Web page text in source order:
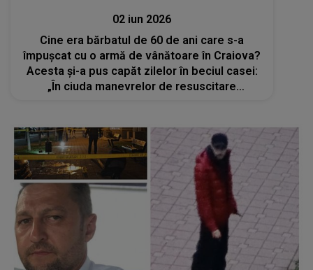
02 iun 2026
Cine era bărbatul de 60 de ani care s-a
împușcat cu o armă de vânătoare în Craiova?
Acesta și-a pus capăt zilelor în beciul casei:
„În ciuda manevrelor de resuscitare